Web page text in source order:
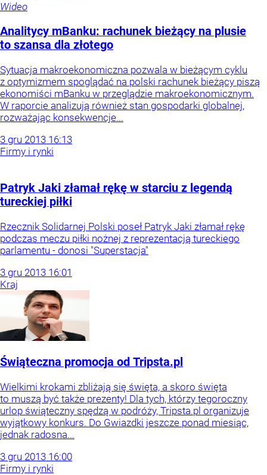
Wideo
Analitycy mBanku: rachunek bieżący na plusie
to szansa dla złotego
Sytuacja makroekonomiczna pozwala w bieżącym cyklu
z optymizmem spoglądać na polski rachunek bieżący piszą
ekonomiści mBanku w przeglądzie makroekonomicznym.
W raporcie analizują również stan gospodarki globalnej,
rozważając konsekwencje...
3 gru 2013 16:13
Firmy i rynki
Patryk Jaki złamał rękę w starciu z legendą
tureckiej piłki
Rzecznik Solidarnej Polski poseł Patryk Jaki złamał rękę
podczas meczu piłki nożnej z reprezentacją tureckiego
parlamentu - donosi "Superstacja"
3 gru 2013 16:01
Kraj
Świąteczna promocja od Tripsta.pl
Wielkimi krokami zbliżają się święta, a skoro święta
to muszą być także prezenty! Dla tych, którzy tegoroczny
urlop świąteczny spędzą w podróży, Tripsta.pl organizuje
wyjątkowy konkurs. Do Gwiazdki jeszcze ponad miesiąc,
jednak radosna...
3 gru 2013 16:00
Firmy i rynki